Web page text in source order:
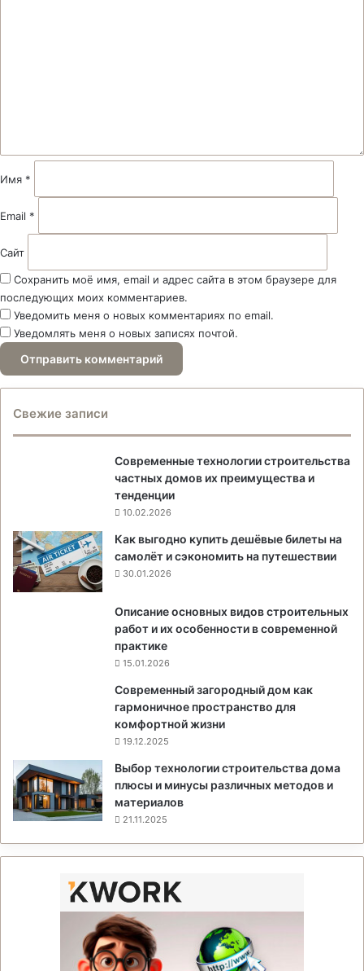
и
й
Имя *
Email *
Сайт
Сохранить моё имя, email и адрес сайта в этом браузере для
последующих моих комментариев.
Уведомить меня о новых комментариях по email.
Уведомлять меня о новых записях почтой.
Свежие записи
Современные технологии строительства
частных домов их преимущества и
тенденции
10.02.2026
Как выгодно купить дешёвые билеты на
самолёт и сэкономить на путешествии
30.01.2026
Описание основных видов строительных
работ и их особенности в современной
практике
15.01.2026
Современный загородный дом как
гармоничное пространство для
комфортной жизни
19.12.2025
Выбор технологии строительства дома
плюсы и минусы различных методов и
материалов
21.11.2025